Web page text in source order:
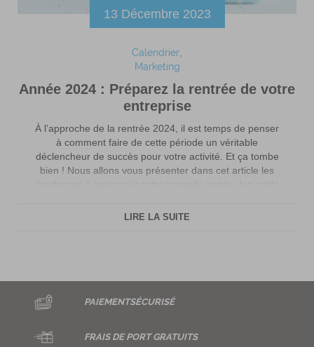
13 Décembre 2023
Calendrier
Marketing
Année 2024 : Préparez la rentrée de votre
entreprise
À l’approche de la rentrée 2024, il est temps de penser
à comment faire de cette période un véritable
déclencheur de succès pour votre activité. Et ça tombe
bien ! Nous allons vous présenter dans cet article les
optimale. […]
LIRE LA SUITE
PAIEMENTSÉCURISÉ
FRAIS DEPORT GRATUITS